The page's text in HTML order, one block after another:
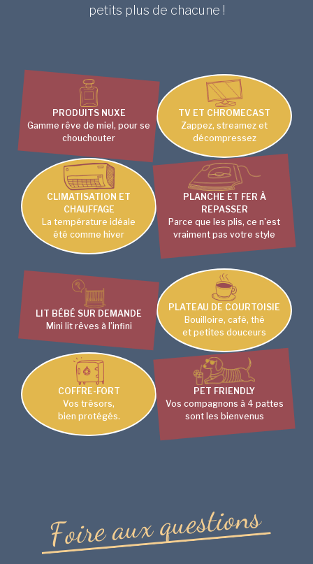
petits plus de chacune !
PRODUITS NUXE
Gamme rêve de miel, pour se
chouchouter
TV ET CHROMECAST
Zappez, streamez et
décompressez
PLANCHE ET FER À
REPASSER
Parce que les plis, ce n'est
vraiment pas votre style
CLIMATISATION ET
CHAUFFAGE
La température idéale
été comme hiver
PLATEAU DE COURTOISIE
Bouilloire, café, thé
et petites douceurs
LIT BÉBÉ SUR DEMANDE
Mini lit rêves à l’infini
COFFRE-FORT
Vos trésors,
bien protégés.
PET FRIENDLY
Vos compagnons à 4 pattes
sont les bienvenus
Foireauxquestions